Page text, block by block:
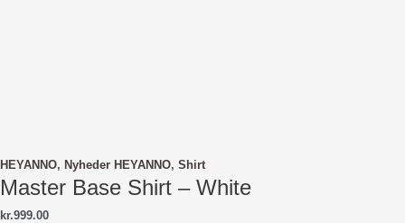
HEYANNO, Nyheder HEYANNO, Shirt
Master Base Shirt – White
kr.999.00